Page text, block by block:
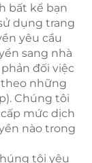
bất kể bạn
dụng trang
yêu cầu
sang nhà
đối việc
những
Chúng tôi
mức dịch
nào trong
tôi yêu